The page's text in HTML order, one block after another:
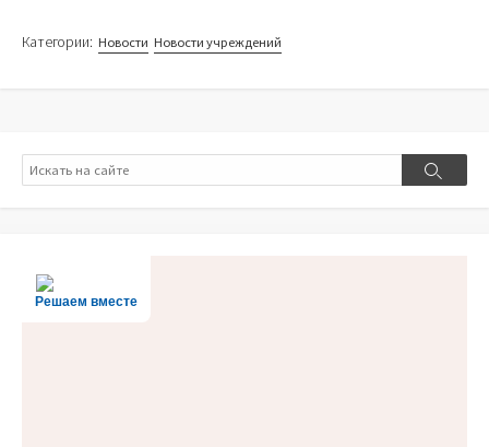
Категории: Новости Новости учреждений
Поиск
Поиск
Решаем вместе